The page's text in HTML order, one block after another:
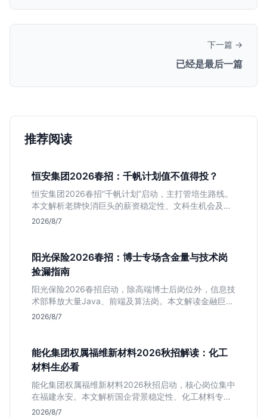
下一篇 →
已经是最后一篇
推荐阅读
恒安集团2026春招：千帆计划值不值得投？
恒安集团2026春招“千帆计划”启动，主打管培生路线。
本文解析老牌快消巨头的薪资稳定性、文科生机会及决
策链条长的局限，帮你判断是否值得投递。
2026/8/7
阳光保险2026春招：博士专场含金量与技术岗
捡漏指南
阳光保险2026春招启动，除高端博士后岗位外，信息技
术部释放大量Java、前端及算法岗。本文解读金融巨头
校招门槛，分析技术岗需求与投递价值，助你快速判断
2026/8/7
能化集团权属福维新材料2026秋招解读：化工
材料生必看
能化集团权属福维新材料2026秋招启动，核心岗位集中
在福建永安。本文解析国企背景稳定性、化工材料专业
匹配度及工作地点限制，助理工科生判断是否值得投
2026/8/7